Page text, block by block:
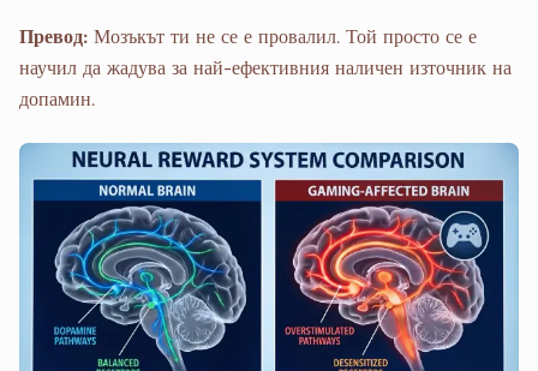
Превод: Мозъкът ти не се е провалил. Той просто се е
научил да жадува за най-ефективния наличен източник на
допамин.